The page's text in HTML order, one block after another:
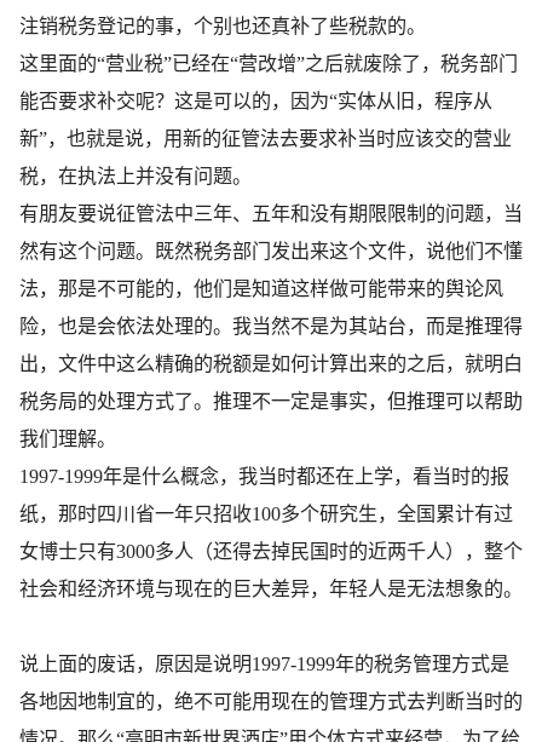
注销税务登记的事，个别也还真补了些税款的。
这里面的“营业税”已经在“营改增”之后就废除了，税务部门
能否要求补交呢？这是可以的，因为“实体从旧，程序从
新”，也就是说，用新的征管法去要求补当时应该交的营业
税，在执法上并没有问题。
有朋友要说征管法中三年、五年和没有期限限制的问题，当
然有这个问题。既然税务部门发出来这个文件，说他们不懂
法，那是不可能的，他们是知道这样做可能带来的舆论风
险，也是会依法处理的。我当然不是为其站台，而是推理得
出，文件中这么精确的税额是如何计算出来的之后，就明白
税务局的处理方式了。推理不一定是事实，但推理可以帮助
我们理解。
1997-1999年是什么概念，我当时都还在上学，看当时的报
纸，那时四川省一年只招收100多个研究生，全国累计有过
女博士只有3000多人（还得去掉民国时的近两千人），整个
社会和经济环境与现在的巨大差异，年轻人是无法想象的。
说上面的废话，原因是说明1997-1999年的税务管理方式是
各地因地制宜的，绝不可能用现在的管理方式去判断当时的